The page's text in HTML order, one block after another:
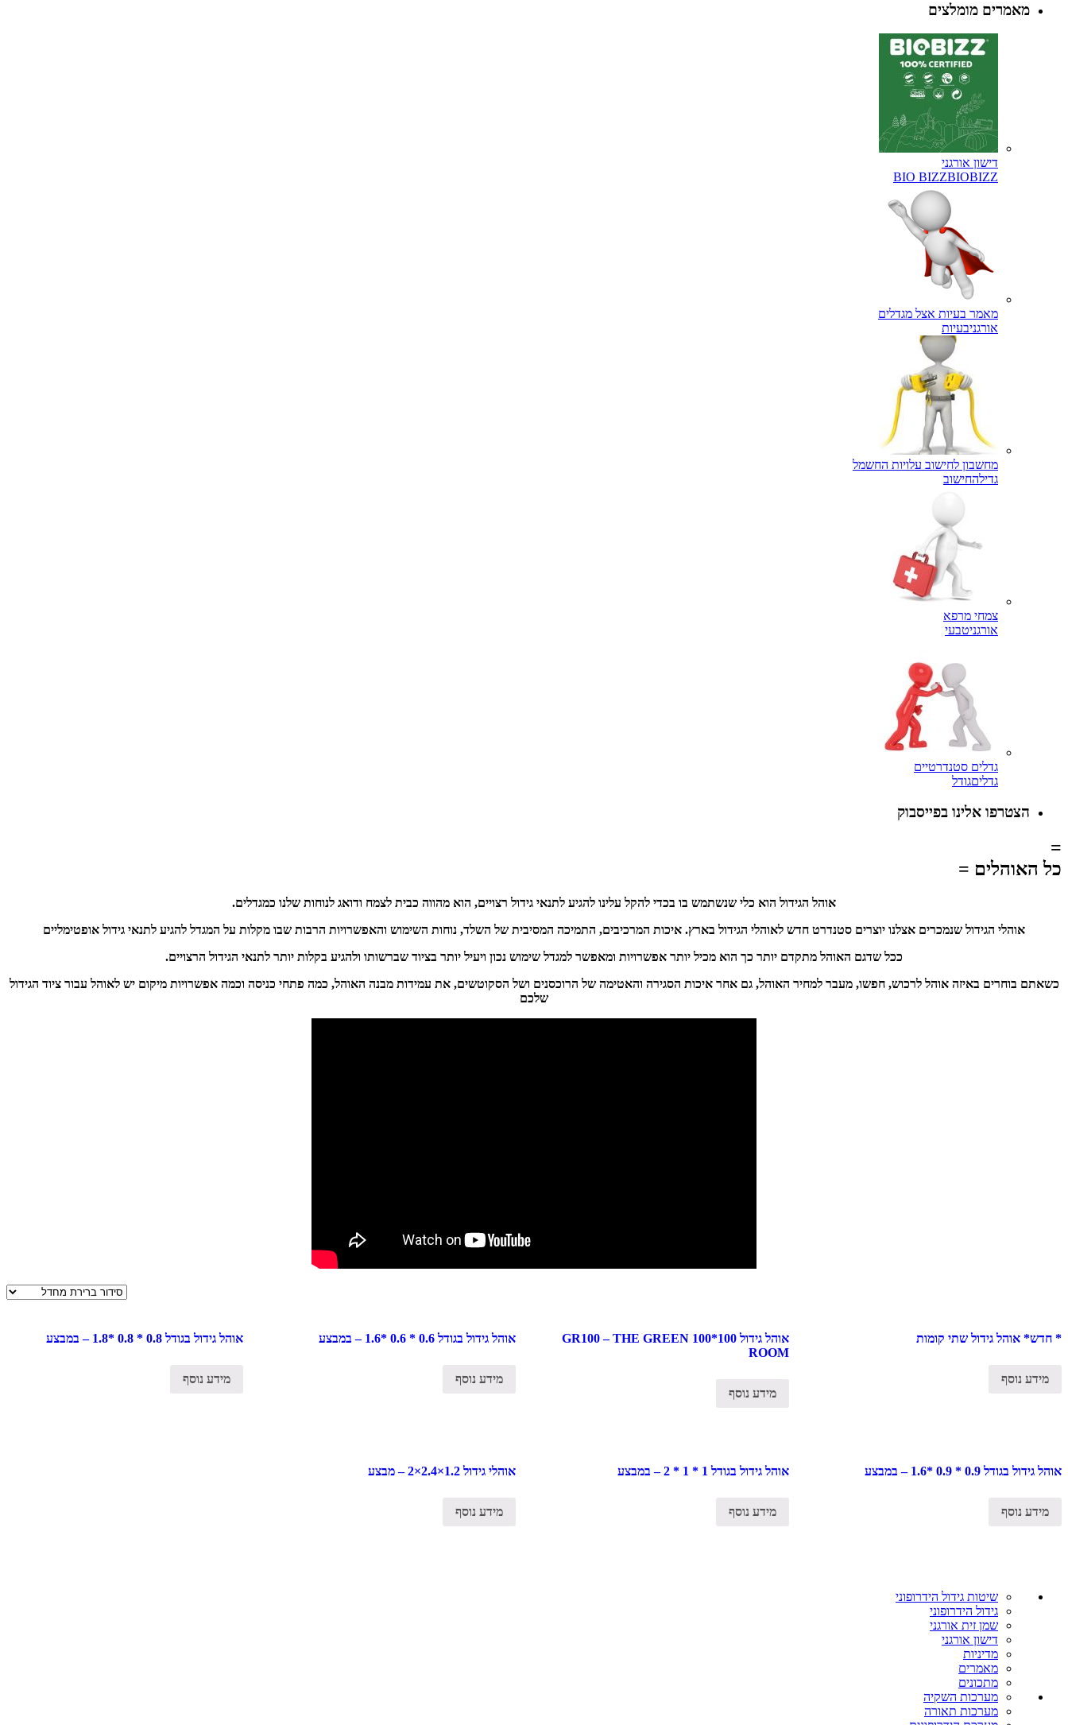
מאמרים מומלצים
דישון אורגני
BIO BIZZBIOBIZZ
מאמר בעיות אצל מגדלים
אורגניבעיות
מחשבון לחישוב עלויות החשמל
גדילהחישוב
צמחי מרפא
אורגניטבעי
גדלים סטנדרטיים
גדליםגודל
הצטרפו אלינו בפייסבוק
=
כל האוהלים =
אוהל הגידול הוא כלי שנשתמש בו בכדי להקל עלינו להגיע לתנאי גידול רצויים, הוא מהווה כבית לצמח ודואג לנוחות שלנו כמגדלים.
אוהלי הגידול שנמכרים אצלנו יוצרים סטנדרט חדש לאוהלי הגידול בארץ. איכות המרכיבים, התמיכה המסיבית של השלד, נוחות השימוש והאפשרויות הרבות שבו מקלות על המגדל להגיע לתנאי גידול אופטימליים
ככל שדגם האוהל מתקדם יותר כך הוא מכיל יותר אפשרויות ומאפשר למגדל שימוש נכון ויעיל יותר בציוד שברשותו ולהגיע בקלות יותר לתנאי הגידול הרצויים.
כשאתם בוחרים באיזה אוהל לרכוש, חפשו, מעבר למחיר האוהל, גם אחר איכות הסגירה והאטימה של הרוכסנים ושל הסקוטשים, את עמידות מבנה האוהל, כמה פתחי כניסה וכמה אפשרויות מיקום יש לאוהל עבור ציוד הגידול
שלכם
* חדש* אוהל גידול שתי קומות
מידע נוסף
אוהל גידול 100*100 GR100 – THE GREEN
ROOM
מידע נוסף
אוהל גידול בגודל 0.6 * 0.6 *1.6 – במבצע
מידע נוסף
אוהל גידול בגודל 0.8 * 0.8 *1.8 – במבצע
מידע נוסף
אוהל גידול בגודל 0.9 * 0.9 *1.6 – במבצע
מידע נוסף
אוהל גידול בגודל 1 * 1 * 2 – במבצע
מידע נוסף
אוהלי גידול 1.2×2.4×2 – מבצע
מידע נוסף
שיטות גידול הידרופוני
גידול הידרופוני
שמן זית אורגני
דישון אורגני
מדיניות
מאמרים
מתכונים
מערכות השקיה
מערכות תאורה